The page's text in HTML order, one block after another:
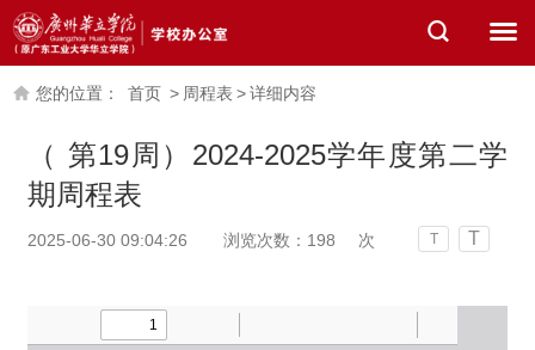
您的位置： 首页 > 周程表 >详细内容
（ 第19周）2024-2025学年度第二学
期周程表
2025-06-30 09:04:26 浏览次数： 198 次 T T